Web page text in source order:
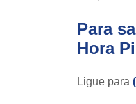
Para
Hora
Ligue para